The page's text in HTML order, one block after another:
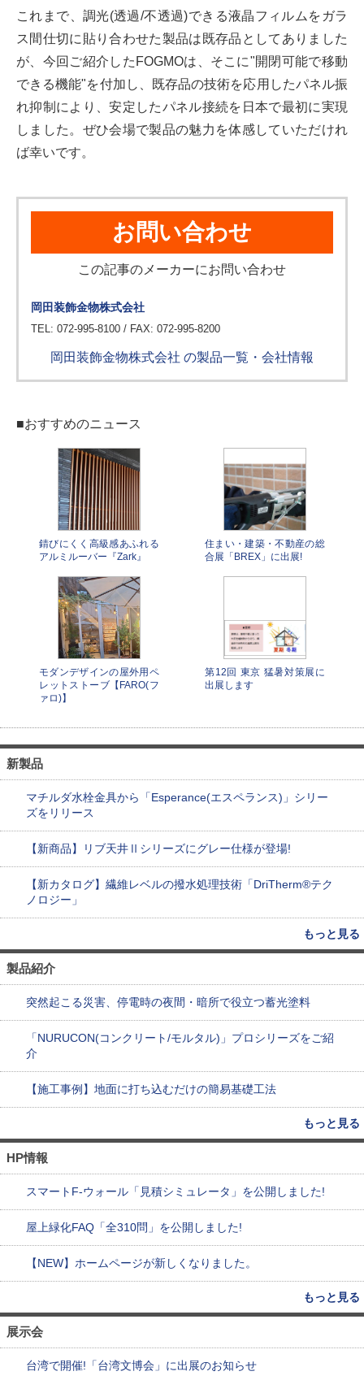
これまで、調光(透過/不透過)できる液晶フィルムをガラ
ス間仕切に貼り合わせた製品は既存品としてありました
が、今回ご紹介したFOGMOは、そこに"開閉可能で移動
できる機能"を付加し、既存品の技術を応用したパネル振
れ抑制により、安定したパネル接続を日本で最初に実現
しました。ぜひ会場で製品の魅力を体感していただけれ
ば幸いです。
お問い合わせ
この記事のメーカーにお問い合わせ
岡田装飾金物株式会社
TEL: 072-995-8100 / FAX: 072-995-8200
岡田装飾金物株式会社 の製品一覧・会社情報
■おすすめのニュース
錆びにくく高級感あふれる
アルミルーバー『Zark』
住まい・建築・不動産の総
合展「BREX」に出展!
モダンデザインの屋外用ペ
レットストーブ【FARO(フ
ァロ)】
第12回 東京 猛暑対策展に
出展します
新製品
マチルダ水栓金具から「Esperance(エスペランス)」シリー
ズをリリース
【新商品】リブ天井Ⅱシリーズにグレー仕様が登場!
【新カタログ】繊維レベルの撥水処理技術「DriTherm®テク
ノロジー」
もっと見る
製品紹介
突然起こる災害、停電時の夜間・暗所で役立つ蓄光塗料
「NURUCON(コンクリート/モルタル)」プロシリーズをご紹
介
【施工事例】地面に打ち込むだけの簡易基礎工法
もっと見る
HP情報
スマートF-ウォール「見積シミュレータ」を公開しました!
屋上緑化FAQ「全310問」を公開しました!
【NEW】ホームページが新しくなりました。
もっと見る
展示会
台湾で開催!「台湾文博会」に出展のお知らせ